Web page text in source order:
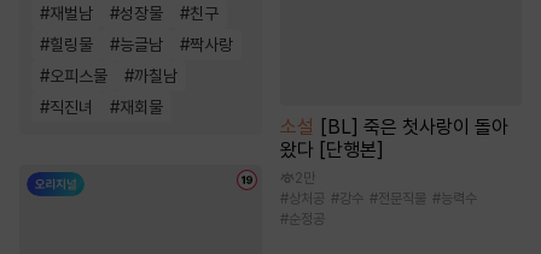
#재벌남 #성장물 #친구
#힐링물 #능글남 #짝사랑
#오피스물 #까칠남
#직진녀 #재회물
소설 [BL] 죽은 첫사랑이 돌아
왔다 [단행본]
2만
#상처공 #강수 #전문직물 #능력수
#순정공